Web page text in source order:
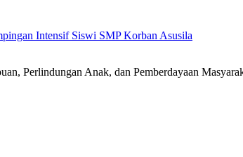
Intensif Siswi SMP Korban Asusila
Perlindungan Anak, dan Pemberdayaan